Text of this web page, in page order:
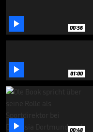
 00:56
 01:00
 00:48